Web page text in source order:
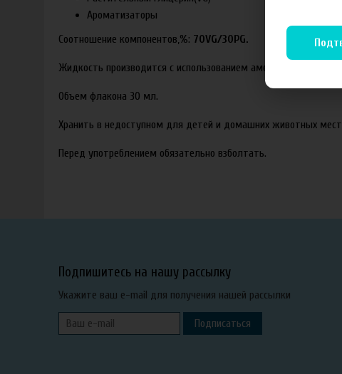
Ароматизаторы
Соотношение компонентов,%: 70VG/30PG.
Жидкость производится с использованием американских
Объем флакона 30 мл.
Хранить в недоступном для детей и домашних животных
Перед употреблением обязательно взболтать.
Подпишитесь на нашу рассылку
Укажите ваш e-mail для получения нашей рассылки
Подписаться